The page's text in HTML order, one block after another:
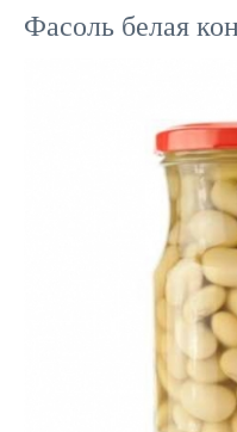
Фасоль белая